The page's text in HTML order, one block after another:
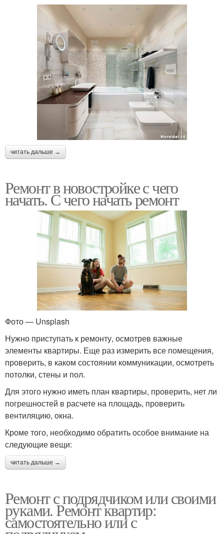
читать дальше →
Ремонт в новостройке с чего
начать. С чего начать ремонт
Фото — Unsplash
Нужно приступать к ремонту, осмотрев важные
элементы квартиры. Еще раз измерить все помещения,
проверить, в каком состоянии коммуникации, осмотреть
потолки, стены и пол.
Для этого нужно иметь план квартиры, проверить, нет ли
погрешностей в расчете на площадь, проверить
вентиляцию, окна.
Кроме того, необходимо обратить особое внимание на
следующие вещи:
читать дальше →
Ремонт с подрядчиком или своими
руками. Ремонт квартир:
самостоятельно или с